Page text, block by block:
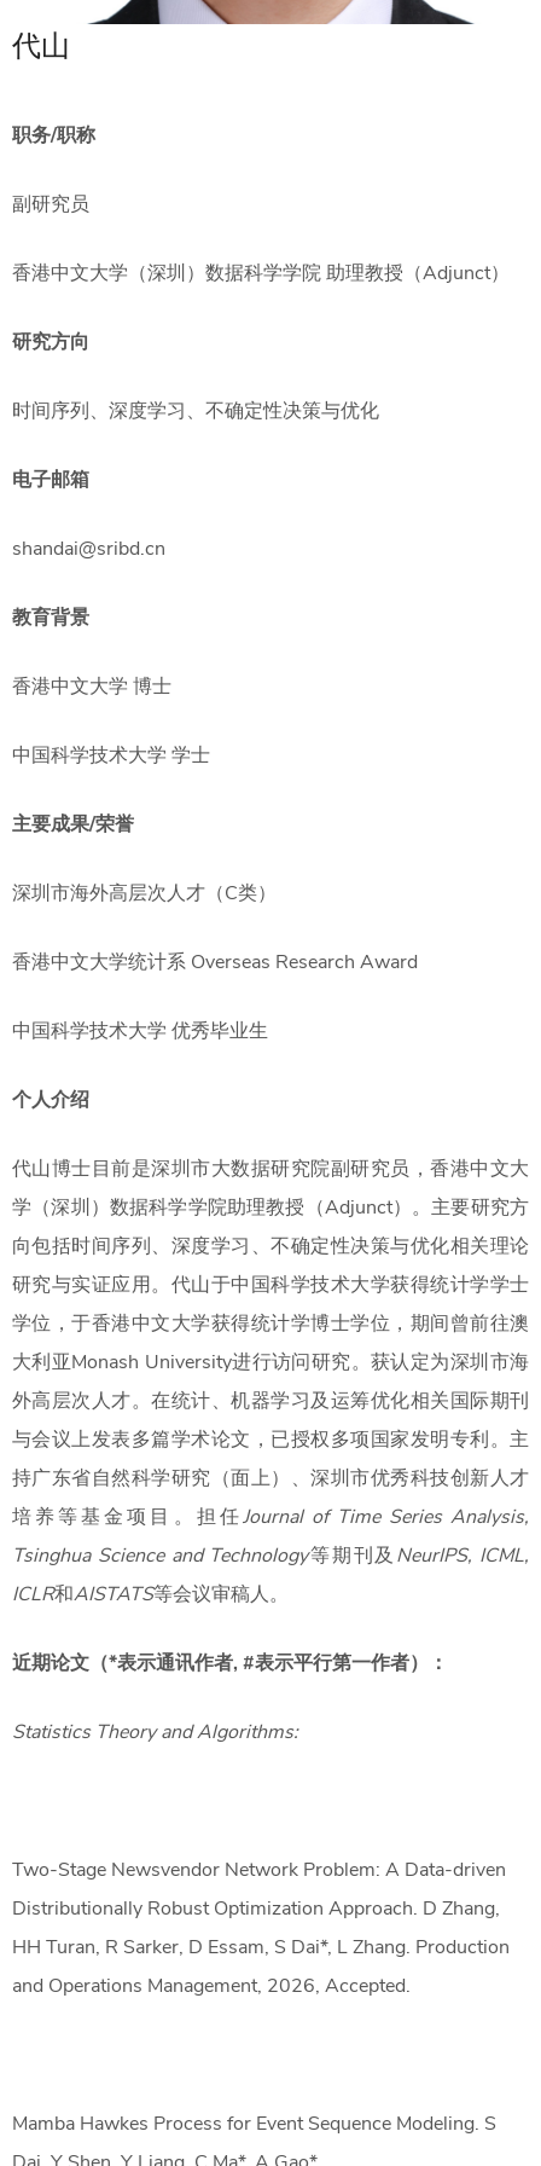
代山
职务/职称
副研究员
香港中文大学（深圳）数据科学学院 助理教授（Adjunct）
研究方向
时间序列、深度学习、不确定性决策与优化
电子邮箱
shandai@sribd.cn
教育背景
香港中文大学 博士
中国科学技术大学 学士
主要成果/荣誉
深圳市海外高层次人才（C类）
香港中文大学统计系 Overseas Research Award
中国科学技术大学 优秀毕业生
个人介绍
代山博士目前是深圳市大数据研究院副研究员，香港中文大
学（深圳）数据科学学院助理教授（Adjunct）。主要研究方
向包括时间序列、深度学习、不确定性决策与优化相关理论
研究与实证应用。代山于中国科学技术大学获得统计学学士
学位，于香港中文大学获得统计学博士学位，期间曾前往澳
大利亚Monash University进行访问研究。获认定为深圳市海
外高层次人才。在统计、机器学习及运筹优化相关国际期刊
与会议上发表多篇学术论文，已授权多项国家发明专利。主
持广东省自然科学研究（面上）、深圳市优秀科技创新人才
培养等基金项目。担任Journal of Time Series Analysis,
Tsinghua Science and Technology等期刊及NeurIPS, ICML,
ICLR和AISTATS等会议审稿人。
近期论文（*表示通讯作者, #表示平行第一作者）：
Statistics Theory and Algorithms:
Two-Stage Newsvendor Network Problem: A Data-driven
Distributionally Robust Optimization Approach. D Zhang,
HH Turan, R Sarker, D Essam, S Dai*, L Zhang. Production
and Operations Management, 2026, Accepted.
Mamba Hawkes Process for Event Sequence Modeling. S